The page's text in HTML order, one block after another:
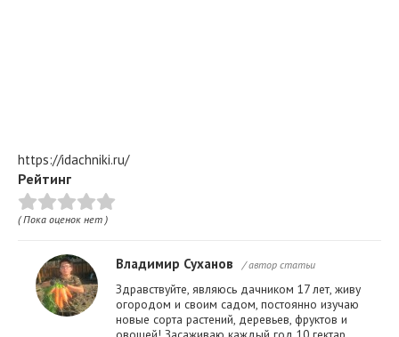
https://idachniki.ru/
Рейтинг
( Пока оценок нет )
Владимир Суханов / автор статьи
Здравствуйте, являюсь дачником 17 лет, живу
огородом и своим садом, постоянно изучаю
новые сорта растений, деревьев, фруктов и